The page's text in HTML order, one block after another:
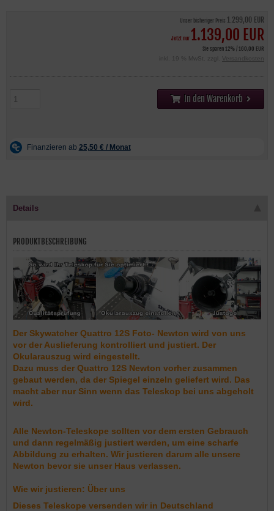
Unser bisheriger Preis 1.299,00 EUR
Jetzt nur1.139,00 EUR
Sie sparen 12% / 160,00 EUR
inkl. 19 % MwSt. zzgl.
Versandkosten
In den Warenkorb
Details
PRODUKTBESCHREIBUNG
Der Skywatcher Quattro 12S Foto- Newton wird von uns
vor der Auslieferung kontrolliert und justiert. Der
Okularauszug wird eingestellt.
Dazu muss der Quattro 12S Newton vorher zusammen
gebaut werden, da der Spiegel einzeln geliefert wird. Das
macht aber nur Sinn wenn das Teleskop bei uns abgeholt
wird.
Alle Newton-Teleskope sollten vor dem ersten Gebrauch
und dann regelmäßig justiert werden, um eine scharfe
Abbildung zu erhalten. Wir justieren darum alle unsere
Newton bevor sie unser Haus verlassen.
Wie wir justieren: Über uns
Dieses Teleskope versenden wir in Deutschland